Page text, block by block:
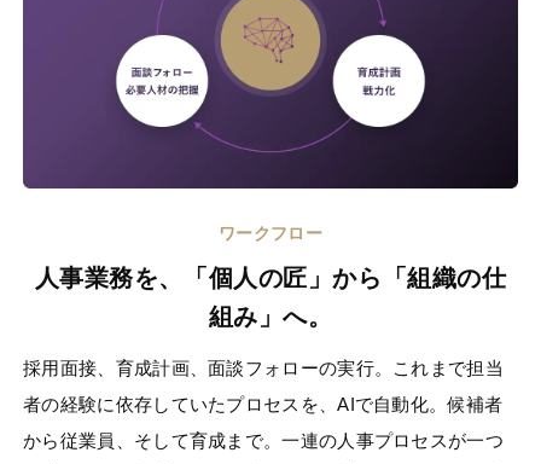
ワークフロー
人事業務を、「個人の匠」から「組織の仕
組み」へ。
採用面接、育成計画、面談フォローの実行。これまで担当
者の経験に依存していたプロセスを、AIで自動化。候補者
から従業員、そして育成まで。一連の人事プロセスが一つ